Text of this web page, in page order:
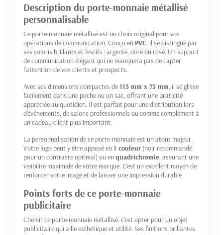
Description du porte-monnaie métallisé
personnalisable
Ce porte-monnaie métallisé est un choix original pour vos
opérations de communication. Conçu en PVC, il se distingue par
ses coloris brillants et festifs : argenté, doré ou rosé. Un support
de communication élégant qui ne manquera pas de capter
l'attention de vos clients et prospects.
Avec ses dimensions compactes de115 mm x 75 mm, il se glisse
facilement dans une poche ou un sac, offrant une praticité
appréciée au quotidien. Il est parfait pour une distribution lors
d'événements, de salons professionnels ou comme complément à
un cadeau client plus important.
La personnalisation de ce porte-monnaie est un atout majeur.
Votre logo peut y être apposé en1 couleur (noir recommandé
pour un contraste optimal) ou enquadrichromie, assurant une
visibilité maximale de votre marque. C'est un excellent moyen de
renforcer votre image et de laisser une impression durable.
Points forts de ce porte-monnaie
publicitaire
Choisir ce porte-monnaie métallisé, c'est opter pour un objet
publicitaire qui allie esthétique et utilité. Ses finitions brillantes